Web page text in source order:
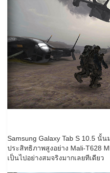
Samsung Galaxy Tab S 10.5
ประสิทธิภาพสูงอย่าง Mali-T628
เป็นไปอย่างสมจริงมากเลยทีเดียว